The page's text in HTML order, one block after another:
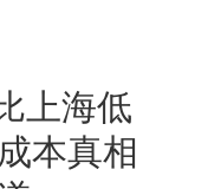
上海低
本真相